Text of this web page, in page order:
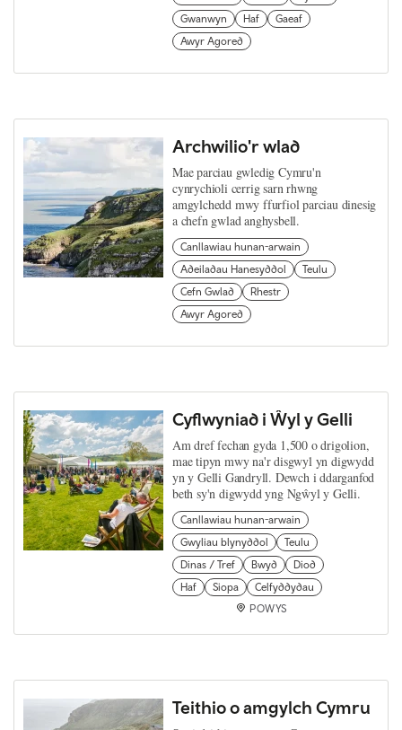
Gwanwyn
Haf
Gaeaf
Awyr Agored
Archwilio'r wlad
Mae parciau gwledig Cymru'n
cynrychioli cerrig sarn rhwng
amgylchedd mwy ffurfiol parciau dinesig
a chefn gwlad anghysbell.
Canllawiau hunan-arwain
Adeiladau Hanesyddol
Teulu
Cefn Gwlad
Rhestr
Awyr Agored
Cyflwyniad i Ŵyl y Gelli
Am dref fechan gyda 1,500 o drigolion,
mae tipyn mwy na'r disgwyl yn digwydd
yn y Gelli Gandryll. Dewch i ddarganfod
beth sy'n digwydd yng Ngŵyl y Gelli.
Canllawiau hunan-arwain
Gwyliau blynyddol
Teulu
Dinas / Tref
Bwyd
Diod
Haf
Siopa
Celfyddydau
POWYS
Teithio o amgylch Cymru